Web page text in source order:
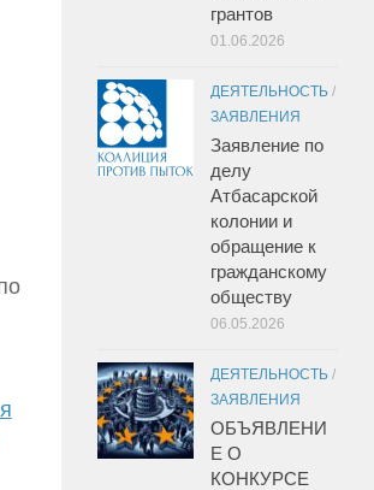
грантов
01.06.2026
ДЕЯТЕЛЬНОСТЬ /
ЗАЯВЛЕНИЯ
Заявление по
делу
Атбасарской
колонии и
обращение к
гражданскому
обществу
06.05.2026
ДЕЯТЕЛЬНОСТЬ /
ЗАЯВЛЕНИЯ
ОБЪЯВЛЕНИ
Е О
КОНКУРСЕ